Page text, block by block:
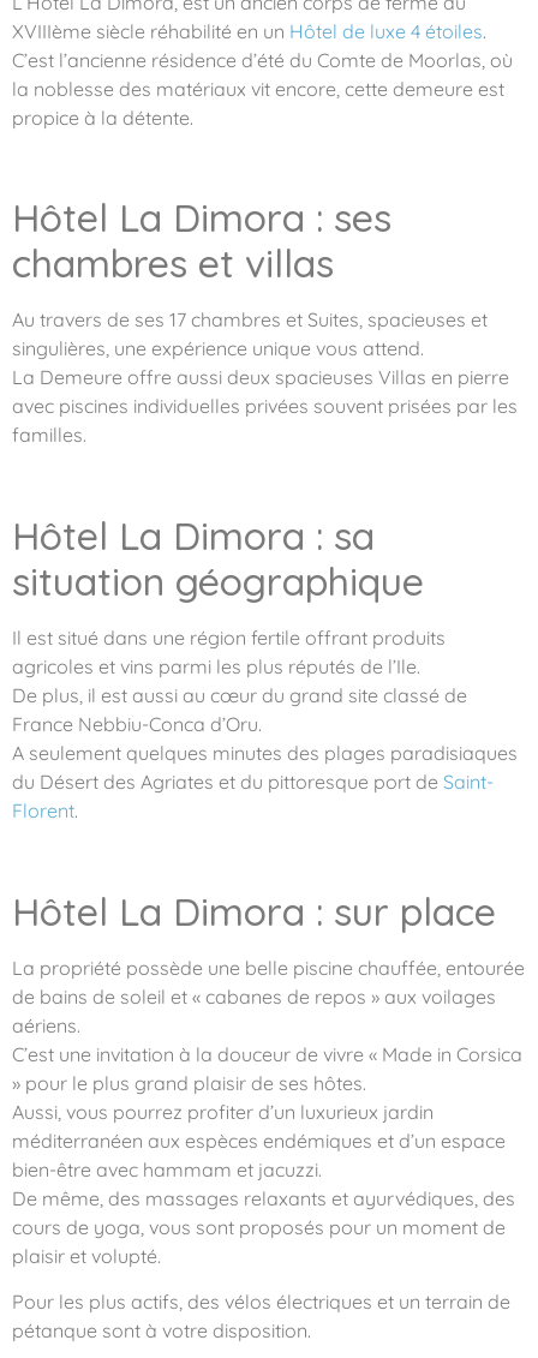
XVIIIème siècle réhabilité en un Hôtel de luxe 4 étoiles.
C’est l’ancienne résidence d’été du Comte de Moorlas, où
la noblesse des matériaux vit encore, cette demeure est
propice à la détente.
Hôtel La Dimora : ses
chambres et villas
Au travers de ses 17 chambres et Suites, spacieuses et
singulières, une expérience unique vous attend.
La Demeure offre aussi deux spacieuses Villas en pierre
avec piscines individuelles privées souvent prisées par les
familles.
Hôtel La Dimora : sa
situation géographique
Il est situé dans une région fertile offrant produits
agricoles et vins parmi les plus réputés de l’Ile.
De plus, il est aussi au cœur du grand site classé de
France Nebbiu-Conca d’Oru.
A seulement quelques minutes des plages paradisiaques
du Désert des Agriates et du pittoresque port de Saint-
Florent.
Hôtel La Dimora : sur place
La propriété possède une belle piscine chauffée, entourée
de bains de soleil et « cabanes de repos » aux voilages
aériens.
C’est une invitation à la douceur de vivre « Made in Corsica
» pour le plus grand plaisir de ses hôtes.
Aussi, vous pourrez profiter d’un luxurieux jardin
méditerranéen aux espèces endémiques et d’un espace
bien-être avec hammam et jacuzzi.
De même, des massages relaxants et ayurvédiques, des
cours de yoga, vous sont proposés pour un moment de
plaisir et volupté.
Pour les plus actifs, des vélos électriques et un terrain de
pétanque sont à votre disposition.